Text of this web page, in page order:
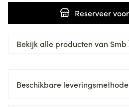
Reserveer
Bekijk alle producten van Smb
Beschikbare